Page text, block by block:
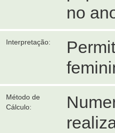
no
Interpretação:
Método de
Cálculo: